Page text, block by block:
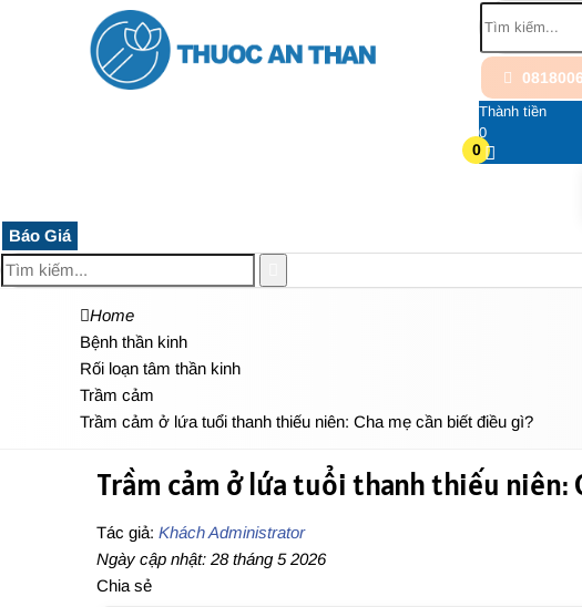
Thành tiền
0
0
Báo Giá
Home
Bệnh thần kinh
Rối loạn tâm thần kinh
Trầm cảm
Trầm cảm ở lứa tuổi thanh thiếu niên: Cha mẹ cần biết điều gì?
Trầm cảm ở lứa tuổi thanh thiếu niên:
Tác giả: Khách Administrator
Ngày cập nhật: 28 tháng 5 2026
Chia sẻ